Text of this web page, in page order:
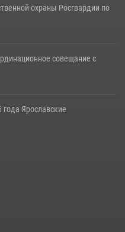
охраны Росгвардии по
совещание с
года Ярославские